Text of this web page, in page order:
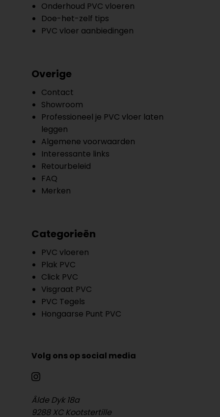
Onderhoud PVC vloeren
Doe-het-zelf tips
PVC vloer aanbiedingen
Overige
Contact
Showroom
Professioneel je PVC vloer laten
leggen
Algemene voorwaarden
Interessante links
Retourbeleid
FAQ
Merken
Categorieën
PVC vloeren
Plak PVC
Click PVC
Visgraat PVC
PVC Tegels
Hongaarse Punt PVC
Volg ons op social media
Âlde Dyk 18a
9288 XC Kootstertille